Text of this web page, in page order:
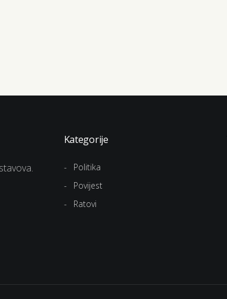
Kategorije
Politika
Povijest
Ratovi